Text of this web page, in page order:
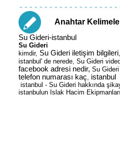
Anahtar
Su Gideri-istanbul
Su Gideri
kimdir, Su Gideri iletişim bilgileri
istanbul' de nerede, Su Gideri
facebook adresi nedir, Su
telefon numarası kaç, istanbul
istanbul - Su Gideri hakkında
istanbulun Islak Hacim